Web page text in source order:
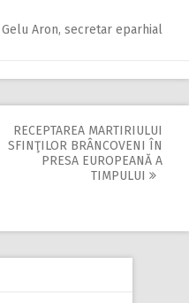
Aron, secretar eparhial
RECEPTAREA MARTIRIULUI
SFINŢILOR BRÂNCOVENI ÎN
PRESA EUROPEANĂ A
TIMPULUI